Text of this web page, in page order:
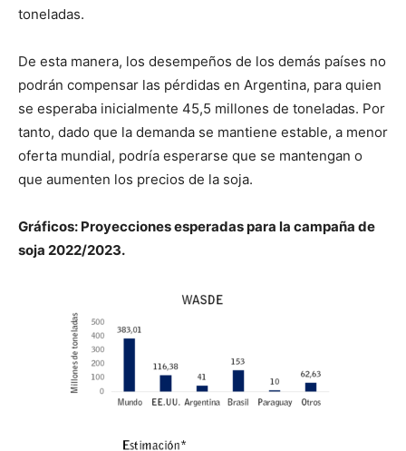
toneladas.
De esta manera, los desempeños de los demás países no
podrán compensar las pérdidas en Argentina, para quien
se esperaba inicialmente 45,5 millones de toneladas. Por
tanto, dado que la demanda se mantiene estable, a menor
oferta mundial, podría esperarse que se mantengan o
que aumenten los precios de la soja.
Gráficos: Proyecciones esperadas para la campaña de
soja 2022/2023.